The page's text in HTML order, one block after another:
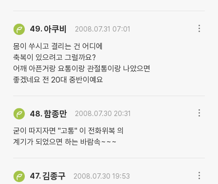
49. 아쿠비 2008.07.31 07:01
몸이 쑤시고 결리는 건 어디에
축복이 있으려고 그럴까요?
어깨 아픈거랑 요통이랑 관절통이랑 나았으면
좋겠네요 전 20대 중반이예요
48.함종만 2008.07.30 20:31
굳이 따지자면 "고통" 이 전화위복 의
계기가 되었으면 하는 바람속~~~
47.김종구 2008.07.30 19:53